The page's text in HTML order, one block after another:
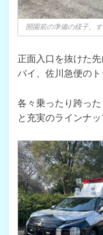
開園前の準備の様子。
正面入口を抜けた
バイ、佐川急便のト
各々乗ったり跨っ
と充実のラインナッ